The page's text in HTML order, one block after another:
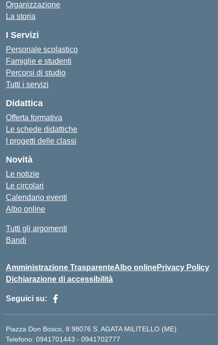
Organizzazione
La storia
I Servizi
Personale scolastico
Famiglie e studenti
Percorsi di studio
Tutti i servizi
Didattica
Offerta formativa
Le schede didattiche
I progetti delle classi
Novità
Le notizie
Le circolari
Calendario eventi
Albo online
Tutti gli argomenti
Bandi
Amministrazione TrasparenteAlbo onlinePrivacy Policy
Dichiarazione di accessibilità
Seguici su:
Piazza Don Bosco, 8 98076 S. AGATA MILITELLO (ME)
Telefono: 0941701443 - 0941702777